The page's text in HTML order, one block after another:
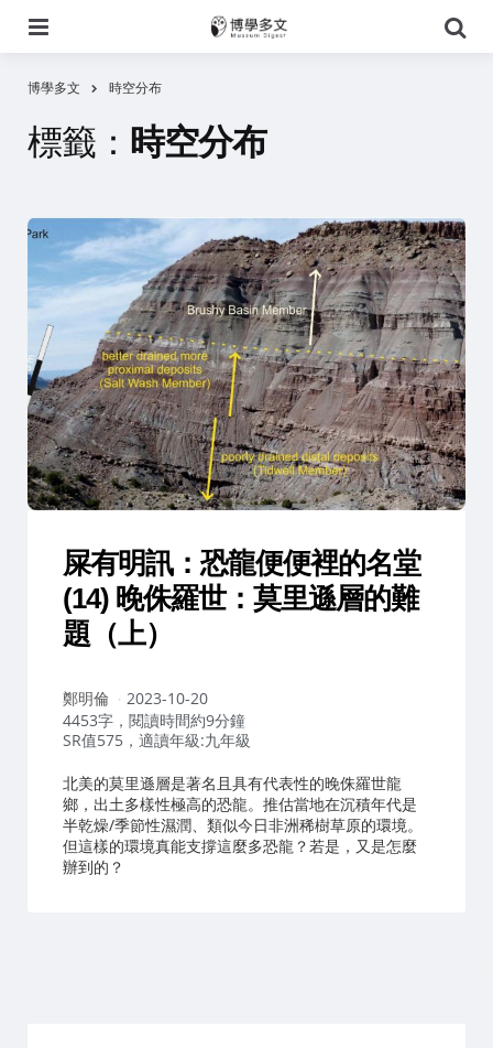
尋
博學多文 時空分布
標籤： 時空分布
屎有明訊：恐龍便便裡的名堂
(14) 晚侏羅世：莫里遜層的難
題（上）
作
者：
鄭明倫
2023-10-20
4453字，閱讀時間約9分鐘
SR值575，適讀年級:九年級
北美的莫里遜層是著名且具有代表性的晚侏羅世龍
鄉，出土多樣性極高的恐龍。推估當地在沉積年代是
半乾燥/季節性濕潤、類似今日非洲稀樹草原的環境。
但這樣的環境真能支撐這麼多恐龍？若是，又是怎麼
辦到的？